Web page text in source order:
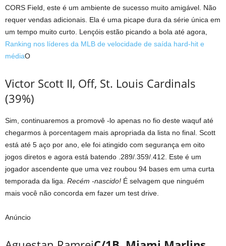
CORS Field, este é um ambiente de sucesso muito amigável. Não
requer vendas adicionais. Ela é uma picape dura da série única em
um tempo muito curto. Lençóis estão picando a bola até agora,
Ranking nos líderes da MLB de velocidade de saída hard-hit e
médiaO
Victor Scott II, Off, St. Louis Cardinals
(39%)
Sim, continuaremos a promovê -lo apenas no fio deste waquf até
chegarmos à porcentagem mais apropriada da lista no final. Scott
está até 5 aço por ano, ele foi atingido com segurança em oito
jogos diretos e agora está batendo .289/.359/.412. Este é um
jogador ascendente que uma vez roubou 94 bases em uma curta
temporada da liga. Recém -nascido! É selvagem que ninguém
mais você não concorda em fazer um test drive.
Anúncio